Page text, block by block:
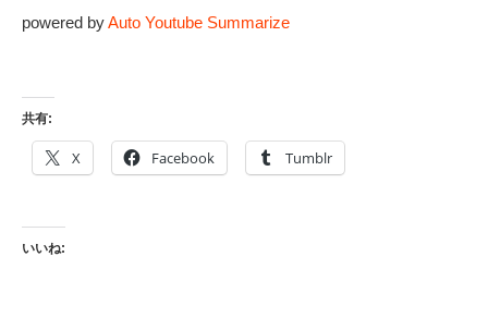
powered byAuto Youtube Summarize
共有:
X Facebook Tumblr
いいね: